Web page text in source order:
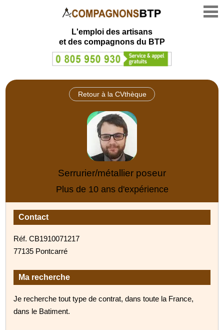
L'emploi des artisans
et des compagnons du BTP
Retour à la CVthèque
Serrurier/métallier poseur
Plus de 10 ans d'expérience
Contact
Réf. CB1910071217
77135 Pontcarré
Ma recherche
Je recherche tout type de contrat, dans toute la France,
dans le Batiment.